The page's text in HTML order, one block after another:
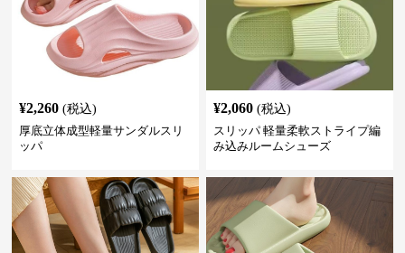
¥2,260 (税込)
厚底立体成型軽量サンダルスリ
ッパ
¥2,060 (税込)
スリッパ 軽量柔軟ストライプ編
み込みルームシューズ